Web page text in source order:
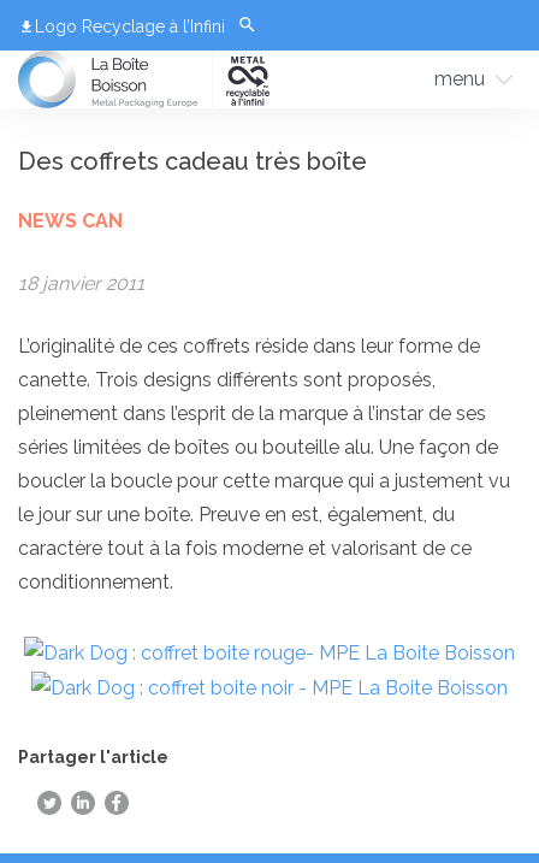
Logo Recyclage à l’Infini
menu
Des coffrets cadeau très boîte
NEWS CAN
18 janvier 2011
L’originalité de ces coffrets réside dans leur forme de
canette. Trois designs différents sont proposés,
pleinement dans l’esprit de la marque à l’instar de ses
séries limitées de boîtes ou bouteille alu. Une façon de
boucler la boucle pour cette marque qui a justement vu
le jour sur une boîte. Preuve en est, également, du
caractère tout à la fois moderne et valorisant de ce
conditionnement.
Partager l'article